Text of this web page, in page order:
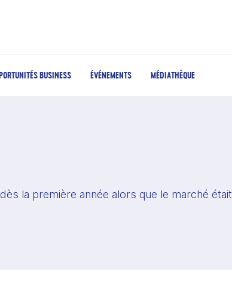
BUSINESS ÉVÉNEMENTS MÉDIATHÈQUE
la première année alors que le marché était